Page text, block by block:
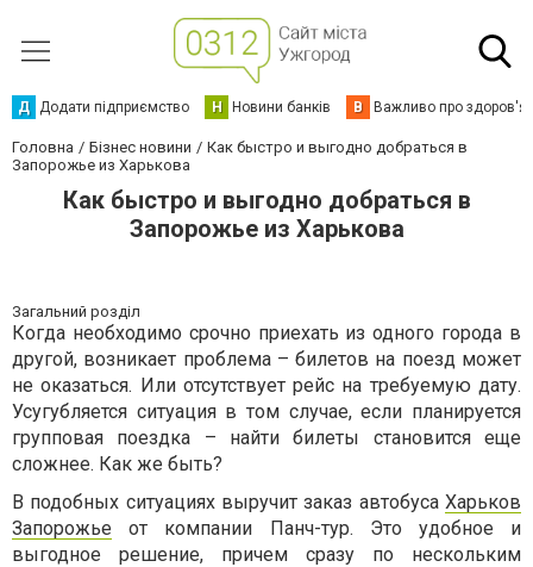
Д Додати підприємство Н Новини банків В Важливо про здоров'я
Головна Бізнес новини
Как быстро и выгодно добраться в
Запорожье из Харькова
Как быстро и выгодно добраться в
Запорожье из Харькова
Загальний розділ
Когда необходимо срочно приехать из одного города в
другой, возникает проблема – билетов на поезд может
не оказаться. Или отсутствует рейс на требуемую дату.
Усугубляется ситуация в том случае, если планируется
групповая поездка – найти билеты становится еще
сложнее. Как же быть?
В подобных ситуациях выручит заказ автобуса Харьков
Запорожье от компании Панч-тур. Это удобное и
выгодное решение, причем сразу по нескольким